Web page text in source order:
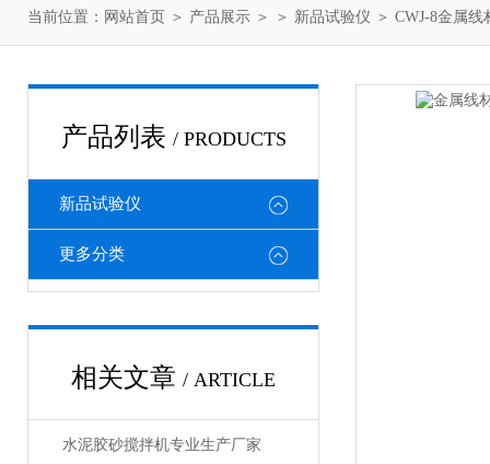
当前位置： 网站首页 ＞ 产品展示 ＞ ＞ 新品试验仪 ＞ CWJ-8金属
产品列表 / PRODUCTS
新品试验仪
更多分类
相关文章 / ARTICLE
水泥胶砂搅拌机专业生产厂家